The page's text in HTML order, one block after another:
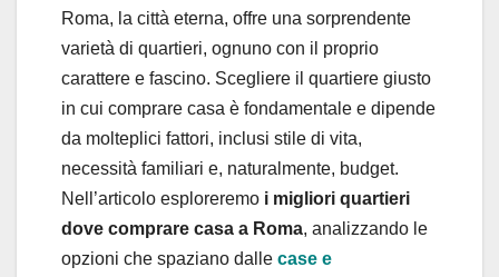
Roma, la città eterna, offre una sorprendente
varietà di quartieri, ognuno con il proprio
carattere e fascino. Scegliere il quartiere giusto
in cui comprare casa è fondamentale e dipende
da molteplici fattori, inclusi stile di vita,
necessità familiari e, naturalmente, budget.
Nell’articolo esploreremo i migliori quartieri
dove comprare casa a Roma, analizzando le
opzioni che spaziano dalle case e